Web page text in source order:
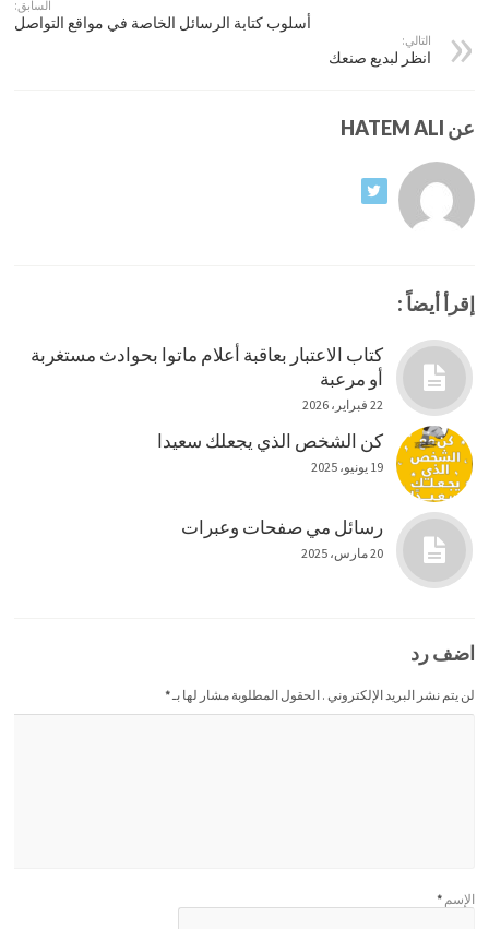
السابق:
أسلوب كتابة الرسائل الخاصة في مواقع التواصل
التالي:
انظر لبديع صنعك
عن HATEM ALI
إقرأ أيضاً :
كتاب الاعتبار بعاقبة أعلام ماتوا بحوادث مستغربة
أو مرعبة
22 فبراير، 2026
كن الشخص الذي يجعلك سعيدا
19 يونيو، 2025
رسائل مي صفحات وعبرات
20 مارس، 2025
اضف رد
لن يتم نشر البريد الإلكتروني . الحقول المطلوبة مشار لها بـ*
الإسم *